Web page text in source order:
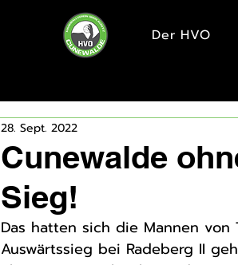
Der HVO
Cunewalde
Sieg!
28. Sept. 2022
Das hatten sich die Mannen von
Auswärtssieg bei Radeberg II